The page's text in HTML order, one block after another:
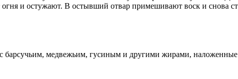
и остужают. В остывший отвар примешивают воск и снова
медвежьим, гусиным и другими жирами,